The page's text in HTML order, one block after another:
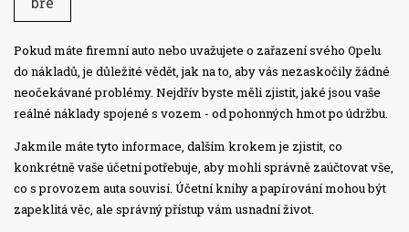
Pokud máte firemní auto nebo uvažujete o zařazení svého Opelu
do nákladů, je důležité vědět, jak na to, aby vás nezaskočily žádné
neočekávané problémy. Nejdřív byste měli zjistit, jaké jsou vaše
reálné náklady spojené s vozem - od pohonných hmot po údržbu.
Jakmile máte tyto informace, dalším krokem je zjistit, co
konkrétně vaše účetní potřebuje, aby mohli správně zaúčtovat vše,
co s provozem auta souvisí. Účetní knihy a papírování mohou být
zapeklitá věc, ale správný přístup vám usnadní život.